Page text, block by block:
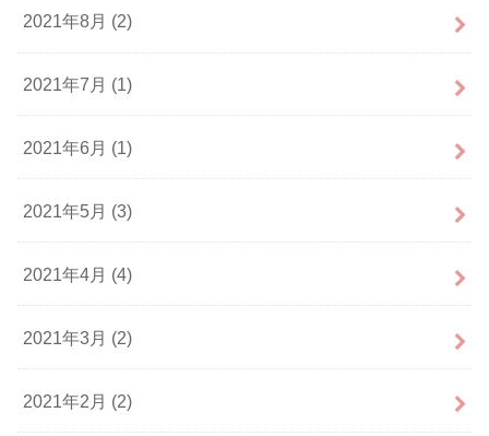
2021年8月 (2)
2021年7月 (1)
2021年6月 (1)
2021年5月 (3)
2021年4月 (4)
2021年3月 (2)
2021年2月 (2)